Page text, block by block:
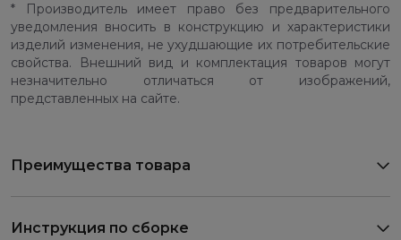
* Производитель имеет право без предварительного
уведомления вносить в конструкцию и характеристики
изделий изменения, не ухудшающие их потребительские
свойства. Внешний вид и комплектация товаров могут
незначительно отличаться от изображений,
представленных на сайте.
Преимущества товара
Инструкция по сборке